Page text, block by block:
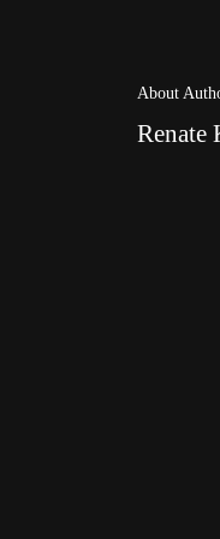
About
Renate